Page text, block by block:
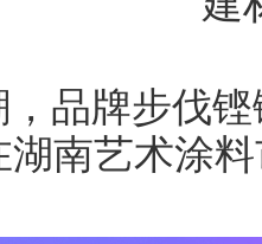
，品牌步伐
南艺术涂